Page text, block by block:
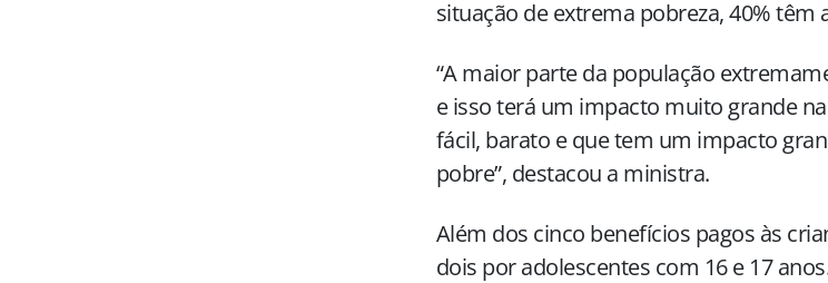
situação de extrema pobreza, 40% têm
“A maior parte da população
e isso terá um impacto muito grande
fácil, barato e que tem um impacto
pobre”, destacou a ministra.
Além dos cinco benefícios pagos às
dois por adolescentes com 16 e 17